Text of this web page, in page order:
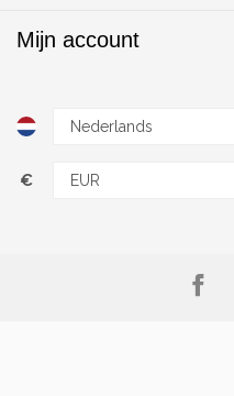
Mijn account
€